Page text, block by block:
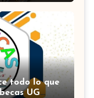
todo lo que
UG